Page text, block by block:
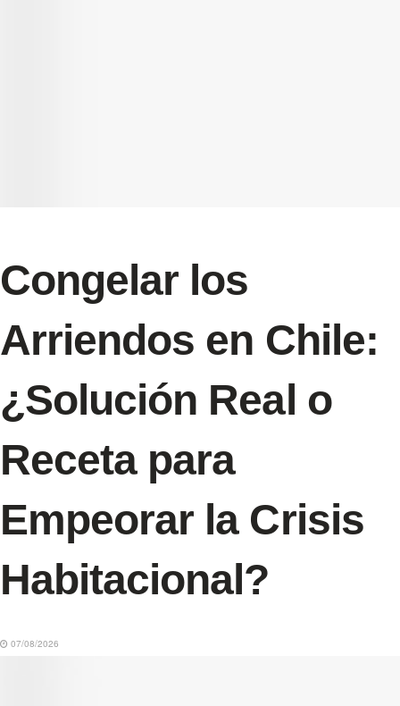
Congelar los
Arriendos en Chile:
¿Solución Real o
Receta para
Empeorar la Crisis
Habitacional?
07/08/2026